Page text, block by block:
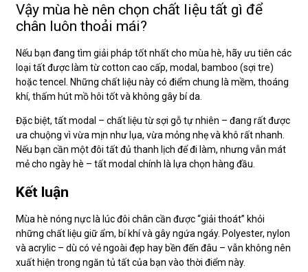
Vậy mùa hè nên chọn chất liệu tất gì để
chân luôn thoải mái?
Nếu bạn đang tìm giải pháp tốt nhất cho mùa hè, hãy ưu tiên các
loại tất được làm từ cotton cao cấp, modal, bamboo (sợi tre)
hoặc tencel. Những chất liệu này có điểm chung là mềm, thoáng
khí, thấm hút mồ hôi tốt và không gây bí da.
Đặc biệt, tất modal – chất liệu từ sợi gỗ tự nhiên – đang rất được
ưa chuộng vì vừa mịn như lụa, vừa mỏng nhẹ và khô rất nhanh.
Nếu bạn cần một đôi tất đủ thanh lịch để đi làm, nhưng vẫn mát
mẻ cho ngày hè – tất modal chính là lựa chọn hàng đầu.
Kết luận
Mùa hè nóng nực là lúc đôi chân cần được “giải thoát” khỏi
những chất liệu giữ ẩm, bí khí và gây ngứa ngáy. Polyester, nylon
và acrylic – dù có vẻ ngoài đẹp hay bền đến đâu – vẫn không nên
xuất hiện trong ngăn tủ tất của bạn vào thời điểm này.